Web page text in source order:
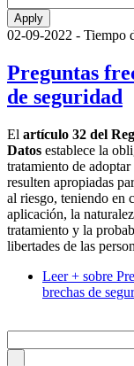
02-09-2022 - Tiempo
Preguntas
de seguridad
El artículo 32 del
Datos establece la
tratamiento de
resulten apropiadas
al riesgo, teniendo en
aplicación, la
tratamiento y la
libertades de las
Leer + sobre
brechas de